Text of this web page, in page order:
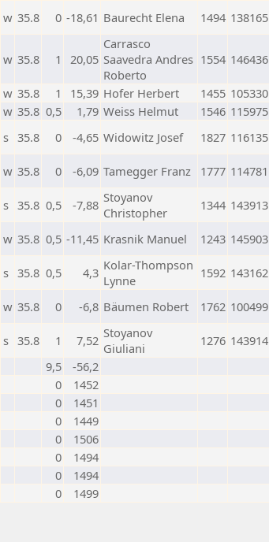
w 35.8 0 -18,61 Baurecht Elena 1494 138165
w 35.8 1 20,05
Carrasco
Saavedra Andres
Roberto
1554 146436
w 35.8 1 15,39 Hofer Herbert 1455 105330
w 35.8 0,5 1,79 Weiss Helmut 1546 115975
s 35.8 0 -4,65 Widowitz Josef 1827 116135
w 35.8 0 -6,09 Tamegger Franz 1777 114781
s 35.8 0,5 -7,88 Stoyanov
Christopher
1344 143913
w 35.8 0,5 -11,45 Krasnik Manuel 1243 145903
s 35.8 0,5 4,3 Kolar-Thompson
Lynne
1592 143162
w 35.8 0 -6,8 Bäumen Robert 1762 100499
s 35.8 1 7,52 Stoyanov
Giuliani
1276 143914
9,5
-56,2
0
1452
0
1451
0
1449
0
1506
0
1494
0
1494
0
1499